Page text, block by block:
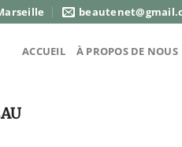
ACCUEIL À PROPOS DE NOUS